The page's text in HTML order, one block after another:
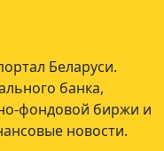
Беларуси.
банка,
фондовой биржи и
новости.